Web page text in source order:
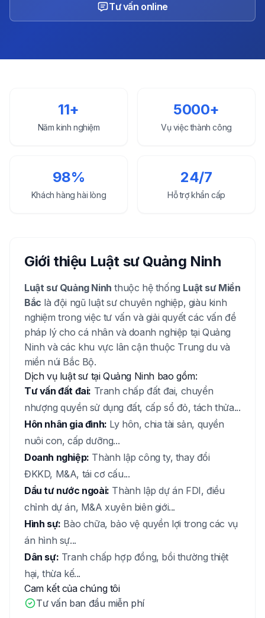
Tư vấn online
11+
Năm kinh nghiệm
5000+
Vụ việc thành công
98%
Khách hàng hài lòng
24/7
Hỗ trợ khẩn cấp
Giới thiệu Luật sư Quảng Ninh
Luật sư Quảng Ninh thuộc hệ thống Luật sư Miền
Bắc là đội ngũ luật sư chuyên nghiệp, giàu kinh
nghiệm trong việc tư vấn và giải quyết các vấn đề
pháp lý cho cá nhân và doanh nghiệp tại Quảng
Ninh và các khu vực lân cận thuộc Trung du và
miền núi Bắc Bộ.
Dịch vụ luật sư tại Quảng Ninh bao gồm:
Tư vấn đất đai: Tranh chấp đất đai, chuyển
nhượng quyền sử dụng đất, cấp sổ đỏ, tách thửa...
Hôn nhân gia đình: Ly hôn, chia tài sản, quyền
nuôi con, cấp dưỡng...
Doanh nghiệp: Thành lập công ty, thay đổi
ĐKKD, M&A, tái cơ cấu...
Dầu tư nước ngoài: Thành lập dự án FDI, điều
chỉnh dự án, M&A xuyên biên giới...
Hình sự: Bào chữa, bảo vệ quyền lợi trong các vụ
án hình sự...
Dân sự: Tranh chấp hợp đồng, bồi thường thiệt
hại, thừa kế...
Cam kết của chúng tôi
Tư vấn ban đầu miễn phí